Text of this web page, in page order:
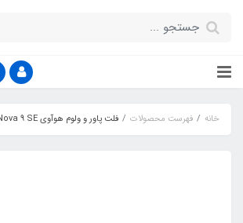
خانه فهرست محصولات فلت پاور و ولوم هوآوی Huawei Nova 9 SE